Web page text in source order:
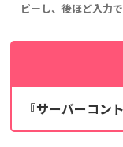
ピーし、後ほど入力
『サーバーコン